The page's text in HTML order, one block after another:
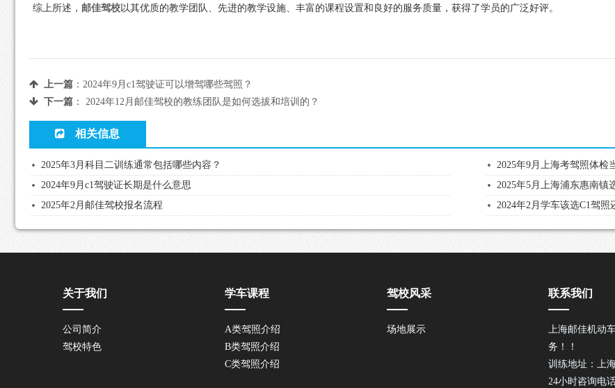
综上所述， 邮佳驾校以其优质的教学团队、先进的教学设施、丰富的课程设置和良好的服务质量，获得了学员的广泛好评。
上一篇： 2024年9月c1驾驶证可以增驾哪些驾照？
下一篇： 2024年12月邮佳驾校的教练团队是如何选拔和培训的？
相关信息
2025年3月科目二训练通常包括哪些内容？
2025年9月上海考驾照体检
2024年9月c1驾驶证长期是什么意思
2025年5月上海浦东惠南镇
2025年2月邮佳驾校报名流程
2024年2月学车该选C1驾照
关于我们
公司简介
驾校特色
学车课程
A类驾照介绍
B类驾照介绍
C类驾照介绍
驾校风采
场地展示
联系我们
上海邮佳机动
务！！
训练地址：上
24小时咨询电